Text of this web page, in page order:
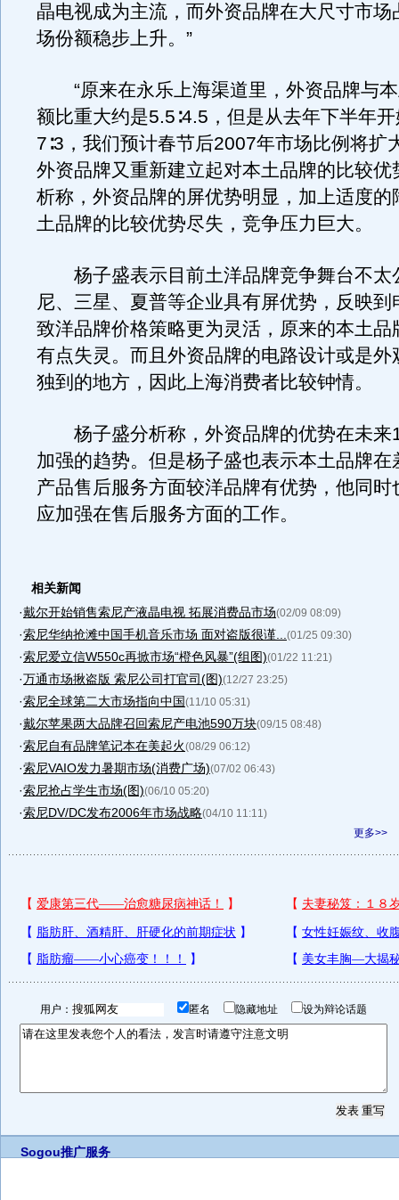
晶电视成为主流，而外资品牌在大尺寸市场
场份额稳步上升。”
“原来在永乐上海渠道里，外资品牌与本
额比重大约是5.5∶4.5，但是从去年下半年
7∶3，我们预计春节后2007年市场比例将扩
外资品牌又重新建立起对本土品牌的比较优
析称，外资品牌的屏优势明显，加上适度的
土品牌的比较优势尽失，竞争压力巨大。
杨子盛表示目前土洋品牌竞争舞台不太
尼、三星、夏普等企业具有屏优势，反映到
致洋品牌价格策略更为灵活，原来的本土品
有点失灵。而且外资品牌的电路设计或是外
独到的地方，因此上海消费者比较钟情。
杨子盛分析称，外资品牌的优势在未来
加强的趋势。但是杨子盛也表示本土品牌在
产品售后服务方面较洋品牌有优势，他同时
应加强在售后服务方面的工作。
相关新闻
·戴尔开始销售索尼产液晶电视 拓展消费品市场(02/09 08:09)
·索尼华纳抢滩中国手机音乐市场 面对盗版很谨... (01/25 09:30)
·索尼爱立信W550c再掀市场“橙色风暴”(组图)(01/22 11:21)
·万通市场揪盗版 索尼公司打官司(图)(12/27 23:25)
·索尼全球第二大市场指向中国(11/10 05:31)
·戴尔苹果两大品牌召回索尼产电池590万块(09/15 08:48)
·索尼自有品牌笔记本在美起火(08/29 06:12)
·索尼VAIO发力暑期市场(消费广场)(07/02 06:43)
·索尼抢占学生市场(图)(06/10 05:20)
·索尼DV/DC发布2006年市场战略(04/10 11:11)
更多>>
用户： 匿名 隐藏地址 设为辩论话题
Sogou推广服务